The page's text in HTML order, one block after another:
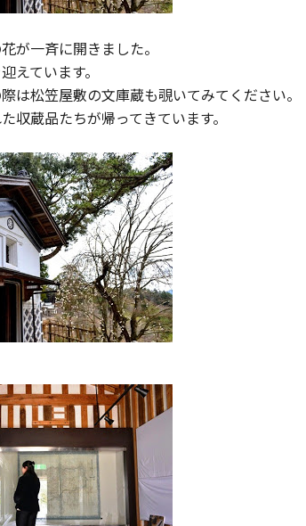
が一斉に開きました。
えています。
は松笠屋敷の文庫蔵も覗いてみてください。
収蔵品たちが帰ってきています。